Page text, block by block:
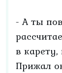
- А ты
в
Прижал